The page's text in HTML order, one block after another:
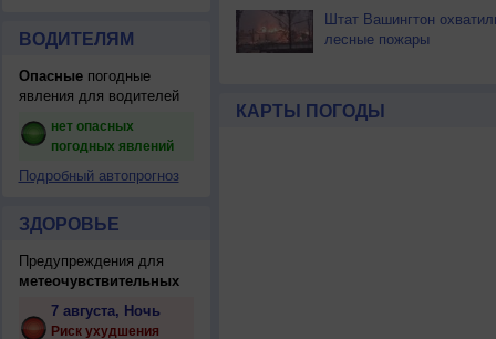
ВОДИТЕЛЯМ
Опасныепогодные
явления для водителей
нет опасных
погодных явлений
Подробный автопрогноз
ЗДОРОВЬЕ
Предупреждения для
метеочувствительных
7 августа, Ночь
Риск ухудшения
Штат Вашингтон
лесные пожары
КАРТЫ ПОГОДЫ